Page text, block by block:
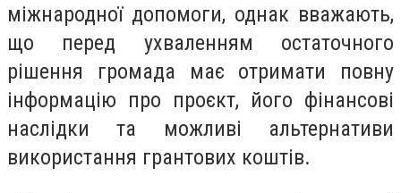
міжнародної допомоги, однак вважають,
що перед ухваленням остаточного
рішення громада має отримати повну
інформацію про проєкт, його фінансові
наслідки та можливі альтернативи
використання грантових коштів.